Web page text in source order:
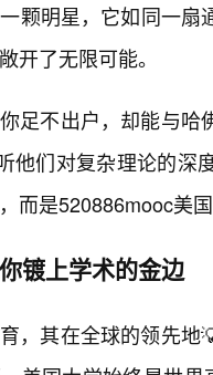
颗明星，它如同一
开了无限可能。
足不出户，却能与哈
他们对复杂理论的
而是520886mooc美
镀上学术的金边
，其在全球的领先地